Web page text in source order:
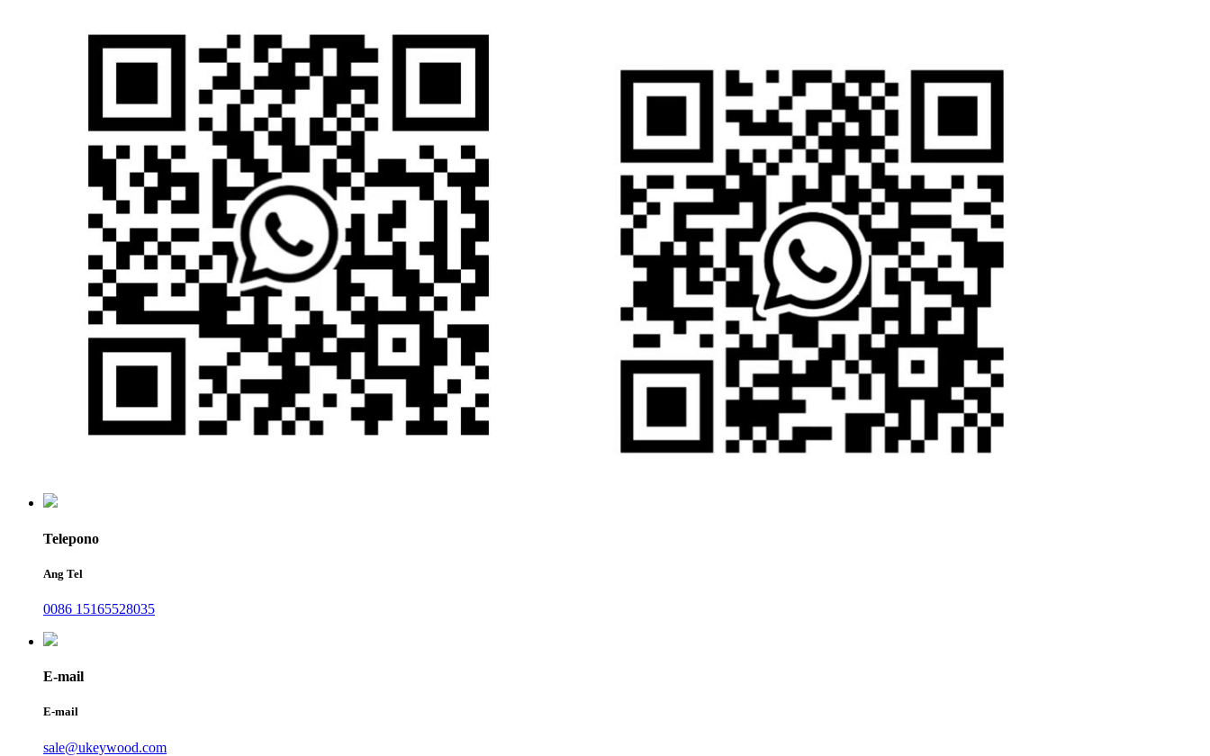
Telepono
Ang Tel
0086 15165528035
E-mail
E-mail
sale@ukeywood.com